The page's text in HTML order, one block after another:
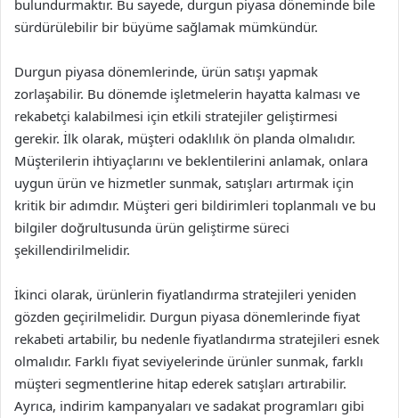
bulundurmaktır. Bu sayede, durgun piyasa döneminde bile
sürdürülebilir bir büyüme sağlamak mümkündür.
Durgun piyasa dönemlerinde, ürün satışı yapmak
zorlaşabilir. Bu dönemde işletmelerin hayatta kalması ve
rekabetçi kalabilmesi için etkili stratejiler geliştirmesi
gerekir. İlk olarak, müşteri odaklılık ön planda olmalıdır.
Müşterilerin ihtiyaçlarını ve beklentilerini anlamak, onlara
uygun ürün ve hizmetler sunmak, satışları artırmak için
kritik bir adımdır. Müşteri geri bildirimleri toplanmalı ve bu
bilgiler doğrultusunda ürün geliştirme süreci
şekillendirilmelidir.
İkinci olarak, ürünlerin fiyatlandırma stratejileri yeniden
gözden geçirilmelidir. Durgun piyasa dönemlerinde fiyat
rekabeti artabilir, bu nedenle fiyatlandırma stratejileri esnek
olmalıdır. Farklı fiyat seviyelerinde ürünler sunmak, farklı
müşteri segmentlerine hitap ederek satışları artırabilir.
Ayrıca, indirim kampanyaları ve sadakat programları gibi